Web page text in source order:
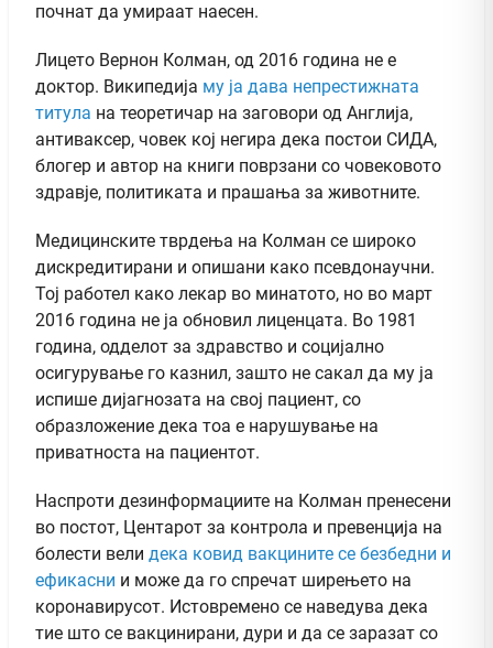
почнат да умираат наесен.
Лицето Вернон Колман, од 2016 година не е
доктор. Википедија му ја дава непрестижната
титула на теоретичар на заговори од Англија,
антиваксер, човек кој негира дека постои СИДА,
блогер и автор на книги поврзани со човековото
здравје, политиката и прашања за животните.
Медицинските тврдења на Колман се широко
дискредитирани и опишани како псевдонаучни.
Тој работел како лекар во минатото, но во март
2016 година не ја обновил лиценцата. Во 1981
година, одделот за здравство и социјално
осигурување го казнил, зашто не сакал да му ја
испише дијагнозата на свој пациент, со
образложение дека тоа е нарушување на
приватноста на пациентот.
Наспроти дезинформациите на Колман пренесени
во постот, Центарот за контрола и превенција на
болести вели дека ковид вакцините се безбедни и
ефикасни и може да го спречат ширењето на
коронавирусот. Истовремено се наведува дека
тие што се вакцинирани, дури и да се заразат со